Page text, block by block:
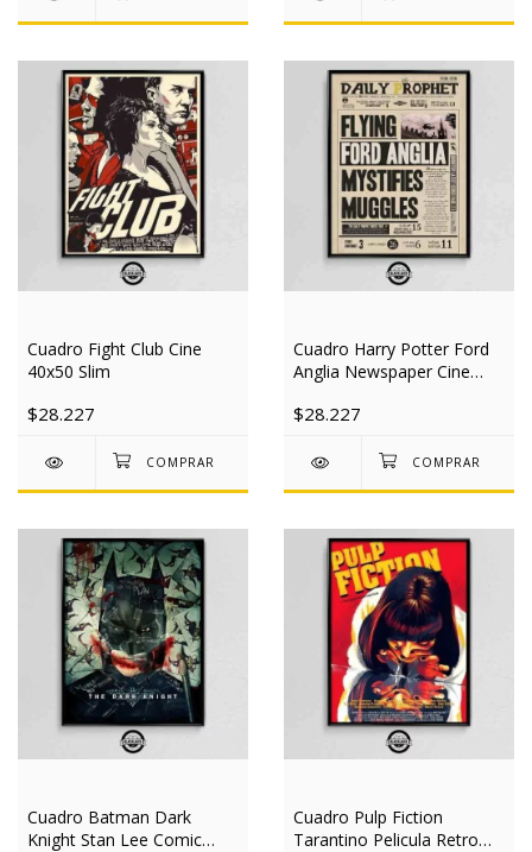
Cuadro Fight Club Cine
40x50 Slim
$28.227
Cuadro Harry Potter Ford
Anglia Newspaper Cine
$28.227
Cuadro Batman Dark
Knight Stan Lee Comic
Cuadro Pulp Fiction
Tarantino Pelicula Retro